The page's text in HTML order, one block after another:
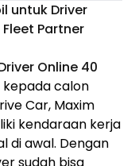
untuk Driver
Partner
Online 40
calon
Car, Maxim
kendaraan kerja
di awal. Dengan